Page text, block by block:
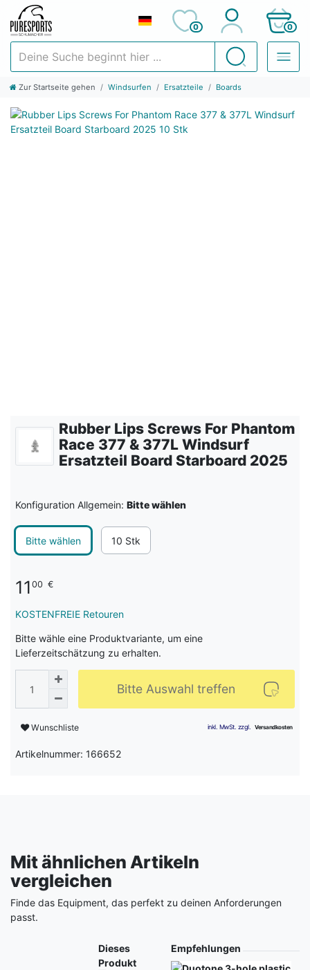
Suchen
0 0
Zur Startseite gehen Windsurfen Ersatzteile Boards
Rubber Lips Screws For Phantom
Race 377 & 377L Windsurf
Ersatzteil Board Starboard 2025
Konfiguration Allgemein: Bitte wählen
Bitte wählen 10 Stk
11 00 €
KOSTENFREIE Retouren
Bitte wähle eine Produktvariante, um eine
Lieferzeitschätzung zu erhalten.
Bitte Auswahl treffen
Wunschliste
Artikelnummer: 166652
Mit ähnlichen Artikeln
vergleichen
Finde das Equipment, das perfekt zu deinen Anforderungen
passt.
Dieses
Produkt
Empfehlungen